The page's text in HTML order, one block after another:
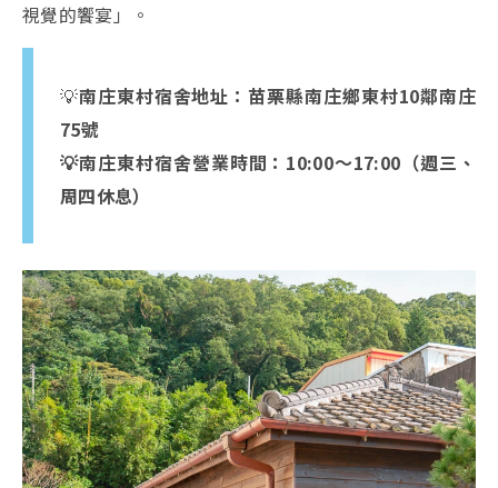
視覺的饗宴」。
💡南庄東村宿舍地址：苗栗縣南庄鄉東村10鄰南庄
75號
💡南庄東村宿舍營業時間：10:00～17:00（週三、
周四休息）